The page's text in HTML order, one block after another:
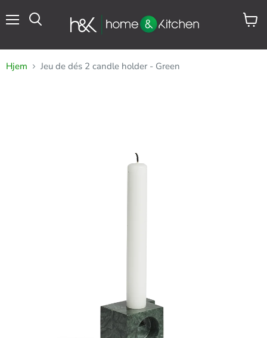
Se
Hjem Jeu de dés 2 candle holder - Green